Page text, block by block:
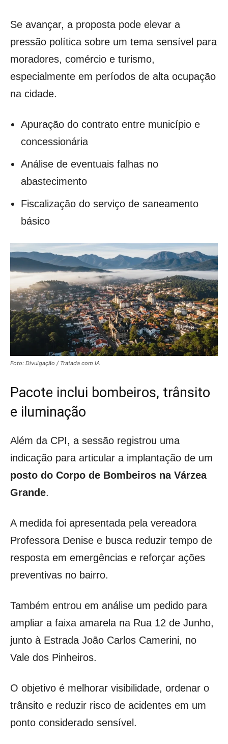
Se avançar, a proposta pode elevar a
pressão política sobre um tema sensível para
moradores, comércio e turismo,
especialmente em períodos de alta ocupação
na cidade.
Apuração do contrato entre município e
concessionária
Análise de eventuais falhas no
abastecimento
Fiscalização do serviço de saneamento
básico
Foto: Divulgação / Tratada com IA
Pacote inclui bombeiros, trânsito
e iluminação
Além da CPI, a sessão registrou uma
indicação para articular a implantação de um
posto do Corpo de Bombeiros na Várzea
Grande.
A medida foi apresentada pela vereadora
Professora Denise e busca reduzir tempo de
resposta em emergências e reforçar ações
preventivas no bairro.
Também entrou em análise um pedido para
ampliar a faixa amarela na Rua 12 de Junho,
junto à Estrada João Carlos Camerini, no
Vale dos Pinheiros.
O objetivo é melhorar visibilidade, ordenar o
trânsito e reduzir risco de acidentes em um
ponto considerado sensível.